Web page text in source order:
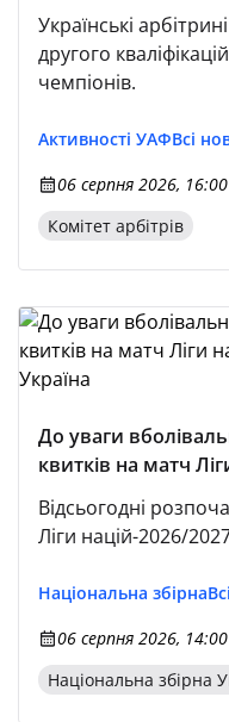
Українські
другого
чемпіонів.
Активності УАФВсі
06 серпня 2026, 16:00
Комітет арбітрів
До уваги
квитків на матч
— Україна
Відсьогодні
Ліги націй-2026/
Національна збірна
06 серпня 2026, 14:00
Національна збірна